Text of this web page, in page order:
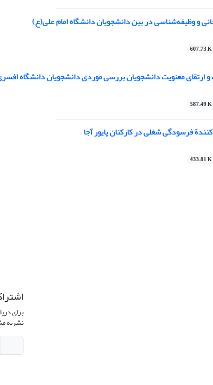
و وظیفه‌شناسی در بین دانشجویان دانشگاه امام علی(ع)
607.73 K
ارتقای معنویت دانشجویان بررسی موردی دانشجویان دانشگاه
587.49 K
فرسودگی شغلی در کارکنان پایور آجا
433.81 K
برای
نشریه